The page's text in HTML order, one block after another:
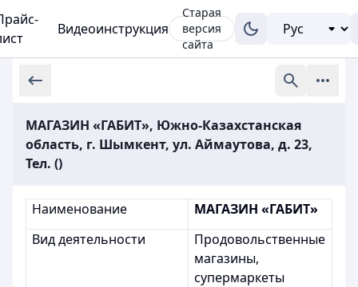
Видеоинструкция
Старая
версия
сайта
МАГАЗИН «ГАБИТ», Южно-Казахстанская
область, г. Шымкент, ул. Аймаутова, д. 23,
Тел. ()
Наименование
МАГАЗИН «ГАБИТ»
Вид деятельности
Продовольственные
магазины,
супермаркеты